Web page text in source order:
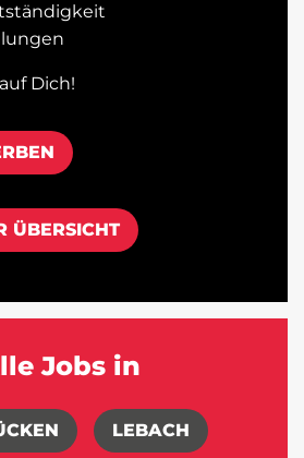
Dich!
ÜBERSICHT
Jobs in
LEBACH